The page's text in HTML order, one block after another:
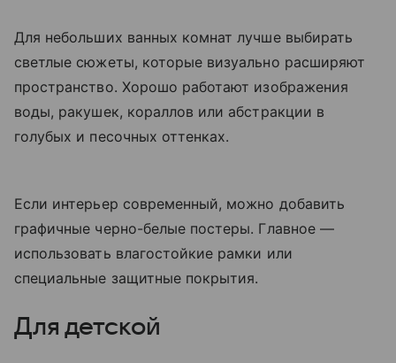
Для небольших ванных комнат лучше выбирать
светлые сюжеты, которые визуально расширяют
пространство. Хорошо работают изображения
воды, ракушек, кораллов или абстракции в
голубых и песочных оттенках.
Если интерьер современный, можно добавить
графичные черно-белые постеры. Главное —
использовать влагостойкие рамки или
специальные защитные покрытия.
Для детской